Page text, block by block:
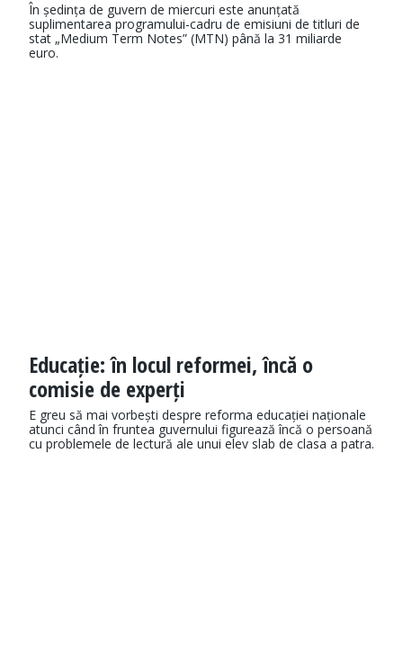
În ședința de guvern de miercuri este anunțată
suplimentarea programului-cadru de emisiuni de titluri de
stat „Medium Term Notes” (MTN) până la 31 miliarde
euro.
Educație: în locul reformei, încă o
comisie de experți
E greu să mai vorbești despre reforma educației naționale
atunci când în fruntea guvernului figurează încă o persoană
cu problemele de lectură ale unui elev slab de clasa a patra.